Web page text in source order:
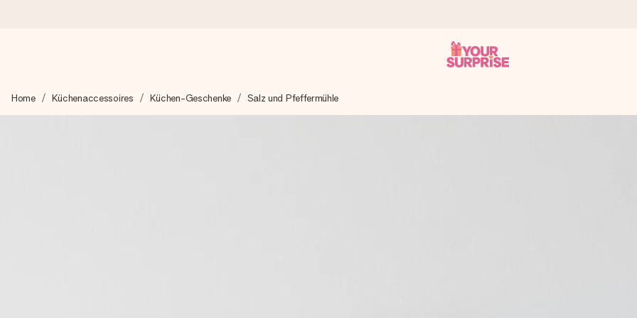
Wir bereiten dein Geschenk sorgfältig vor und schicken es blitzschnell – damit du es genau zum richtigen Zeitpunkt überreichen
zählt.
Home Küchenaccessoires Küchen-Geschenke Salz und Pfeffermühle